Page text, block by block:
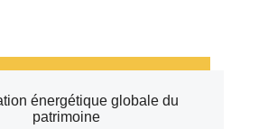
énergétique globale du
patrimoine